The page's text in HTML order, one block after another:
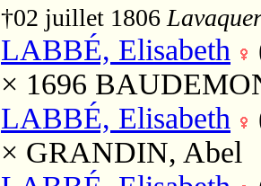
†02 juillet 1806
LABBÉ, Elisabeth
× 1696
LABBÉ, Elisabeth
× GRANDIN, Abel